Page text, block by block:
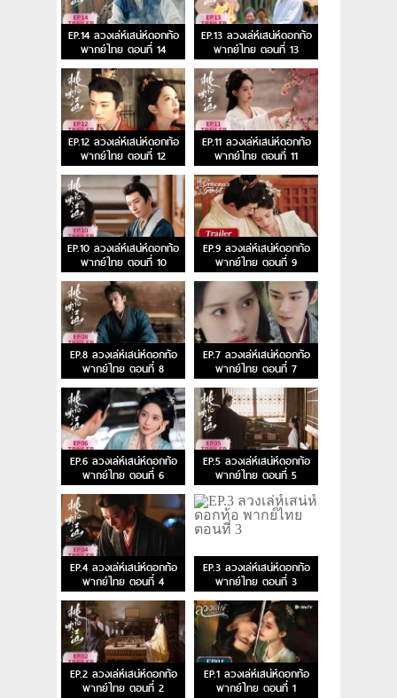
EP.14 ลวงเล่ห์เสน่ห์ดอกท้อ
พากย์ไทย ตอนที่ 14
EP.13 ลวงเล่ห์เสน่ห์ดอกท้อ
พากย์ไทย ตอนที่ 13
EP.12 ลวงเล่ห์เสน่ห์ดอกท้อ
พากย์ไทย ตอนที่ 12
EP.11 ลวงเล่ห์เสน่ห์ดอกท้อ
พากย์ไทย ตอนที่ 11
EP.10 ลวงเล่ห์เสน่ห์ดอกท้อ
พากย์ไทย ตอนที่ 10
EP.9 ลวงเล่ห์เสน่ห์ดอกท้อ
พากย์ไทย ตอนที่ 9
EP.8 ลวงเล่ห์เสน่ห์ดอกท้อ
พากย์ไทย ตอนที่ 8
EP.7 ลวงเล่ห์เสน่ห์ดอกท้อ
พากย์ไทย ตอนที่ 7
EP.6 ลวงเล่ห์เสน่ห์ดอกท้อ
พากย์ไทย ตอนที่ 6
EP.5 ลวงเล่ห์เสน่ห์ดอกท้อ
พากย์ไทย ตอนที่ 5
EP.4 ลวงเล่ห์เสน่ห์ดอกท้อ
พากย์ไทย ตอนที่ 4
EP.3 ลวงเล่ห์เสน่ห์ดอกท้อ
พากย์ไทย ตอนที่ 3
EP.2 ลวงเล่ห์เสน่ห์ดอกท้อ
พากย์ไทย ตอนที่ 2
EP.1 ลวงเล่ห์เสน่ห์ดอกท้อ
พากย์ไทย ตอนที่ 1